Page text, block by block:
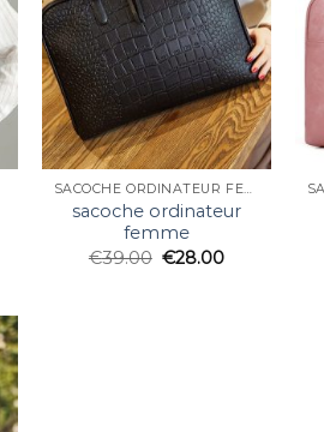
SACOCHE ORDINATEUR FEMME
sacoche ordinateur
femme
€39.00 €28.00